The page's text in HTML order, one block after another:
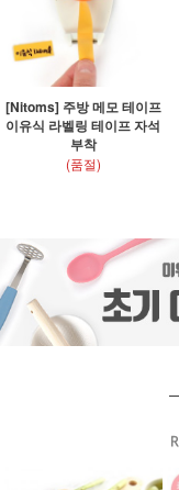
[Nitoms] 주방 메모 테이프
이유식 라벨링 테이프 자석
부착
(품절)